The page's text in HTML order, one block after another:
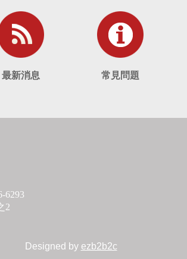
最新消息 常見問題
6293
2
Designed by ezb2b2c